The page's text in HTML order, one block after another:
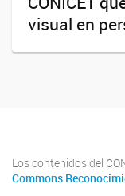
visual en
Los contenidos del
Commons